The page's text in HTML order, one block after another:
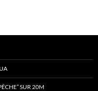
SUR 20M